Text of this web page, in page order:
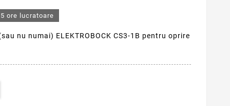
ore lucratoare
nu numai) ELEKTROBOCK CS3-1B pentru oprire